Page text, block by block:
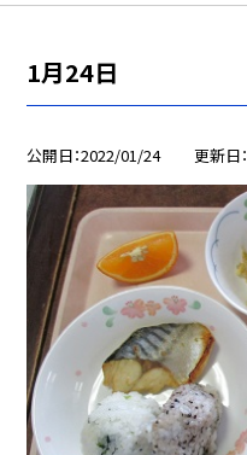
1月24日
公開日 2022/01/24 更新日